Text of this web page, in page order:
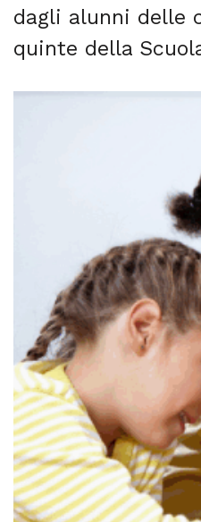
dagli alunni delle
quinte della